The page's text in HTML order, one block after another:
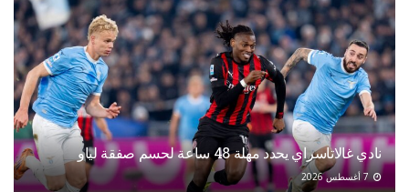
نادي غالاتاسراي يحدد مهلة 48 ساعة لحسم صفقة لياو
7 أغسطس 2026